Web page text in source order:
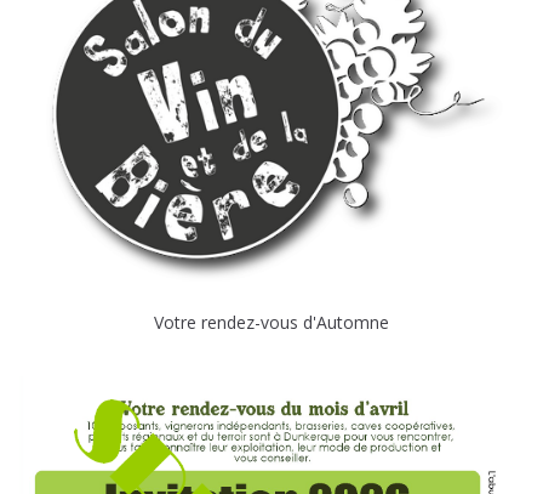
Votre rendez-vous d'Automne